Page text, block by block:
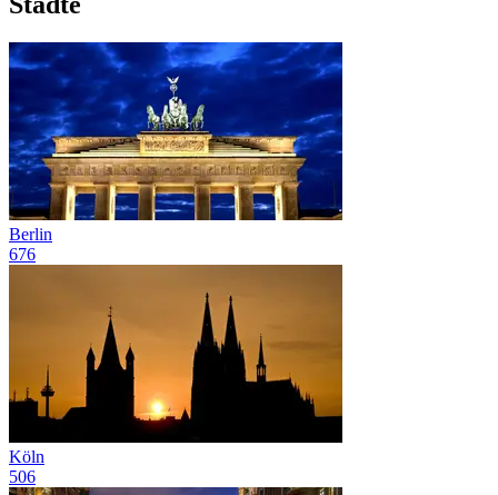
Berlin
676
Köln
506